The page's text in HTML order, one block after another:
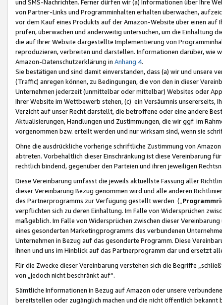
und SMS-Nachrichten. Ferner dürfen wir (a) Informationen über Ihre
von Partner-Links und Programminhalten erhalten überwachen,
vor dem Kauf eines Produkts auf der Amazon-Website über einen
prüfen, überwachen und anderweitig untersuchen, um die Einhaltung
die auf Ihrer Website dargestellte Implementierung von
reproduzieren, verbreiten und darstellen. Informationen darüber, wie
Amazon-Datenschutzerklärung in Anhang 4.
Sie bestätigen und sind damit einverstanden, dass (a) wir und
(Traffic) anregen können, zu Bedingungen, die von den in dieser
Unternehmen jederzeit (unmittelbar oder mittelbar) Websites oder
Ihrer Website im Wettbewerb stehen, (c) ein Versäumnis unsererseits,
Verzicht auf unser Recht darstellt, die betroffene oder eine andere
Aktualisierungen, Handlungen und Zustimmungen, die wir ggf. im
vorgenommen bzw. erteilt werden und nur wirksam sind, wenn sie
Ohne die ausdrückliche vorherige schriftliche Zustimmung von
abtreten. Vorbehaltlich dieser Einschränkung ist diese Vereinbarung
rechtlich bindend, gegenüber den Parteien und ihren jeweiligen
Diese Vereinbarung umfasst die jeweils aktuellste Fassung aller
dieser Vereinbarung Bezug genommen wird und alle anderen
des Partnerprogramms zur Verfügung gestellt werden („
verpflichten sich zu deren Einhaltung. Im Falle von Widersprüchen
maßgeblich. Im Falle von Widersprüchen zwischen dieser
eines gesonderten Marketingprogramms des verbundenen
Unternehmen in Bezug auf das gesonderte Programm. Diese
Ihnen und uns im Hinblick auf das Partnerprogramm dar und ersetzt
Für die Zwecke dieser Vereinbarung verstehen sich die Begriffe
von „jedoch nicht beschränkt auf“.
Sämtliche Informationen in Bezug auf Amazon oder unsere
bereitstellen oder zugänglich machen und die nicht öffentlich